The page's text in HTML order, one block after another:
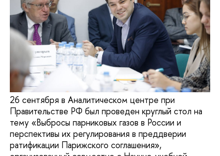
26 сентября в Аналитическом центре при
Правительстве РФ был проведен круглый стол на
тему «Выбросы парниковых газов в России и
перспективы их регулирования в преддверии
ратификации Парижского соглашения»,